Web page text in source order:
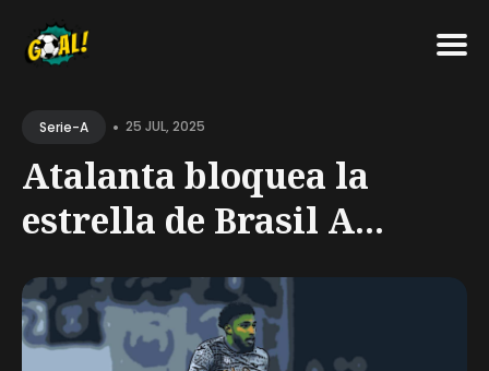
forSerie-A • 25 JUL, 2025
Atalanta bloquea la
estrella de Brasil A...